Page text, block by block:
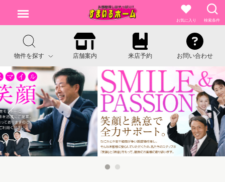
お気に入り 検索条件
物件を探す 店舗案内 来店予約 お問い合わせ